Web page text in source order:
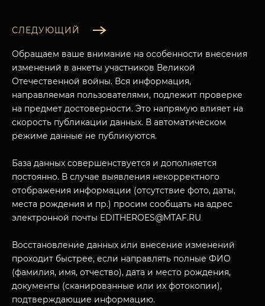
ПОСЕТИТЕЛЯМ
О НАС
НАЗАД
СЛЕДУЮЩИЙ
Обращаем ваше внимание на особенности внесения
изменений в анкеты участников Великой
Отечественной войны. Вся информация,
направляемая пользователями, подлежит проверке
на предмет достоверности. Это напрямую влияет на
скорость публикации данных. В автоматическом
режиме данные не публикуются.
База данных совершенствуется и дополняется
постоянно. В случае выявления некорректного
отображения информации (отсутствие фото, даты,
места рождения и пр.) просим сообщать на адрес
электронной почты EDITHEROES@MTAF.RU
Восстановление данных или внесение изменений
проходит быстрее, если направлять полные ФИО
(фамилия, имя, отчество), дата и место рождения,
документы (сканированные или их фотокопии),
подтверждающие информацию.